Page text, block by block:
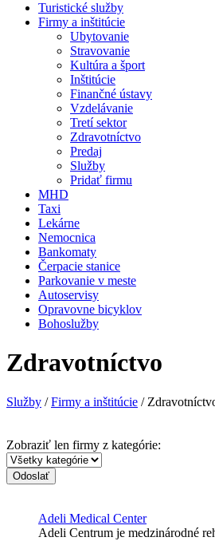
Turistické služby
Firmy a inštitúcie
Ubytovanie
Stravovanie
Kultúra a šport
Inštitúcie
Finančné ústavy
Vzdelávanie
Tretí sektor
Zdravotníctvo
Predaj
Služby
Pridať firmu
MHD
Taxi
Lekárne
Nemocnica
Bankomaty
Čerpacie stanice
Parkovanie v meste
Autoservisy
Opravovne bicyklov
Bohoslužby
Zdravotníctvo
Služby /Firmy a inštitúcie /
Zobraziť len firmy z kategórie:
Odoslať
Adeli Medical Center
Adeli Centrum je medzinárodné